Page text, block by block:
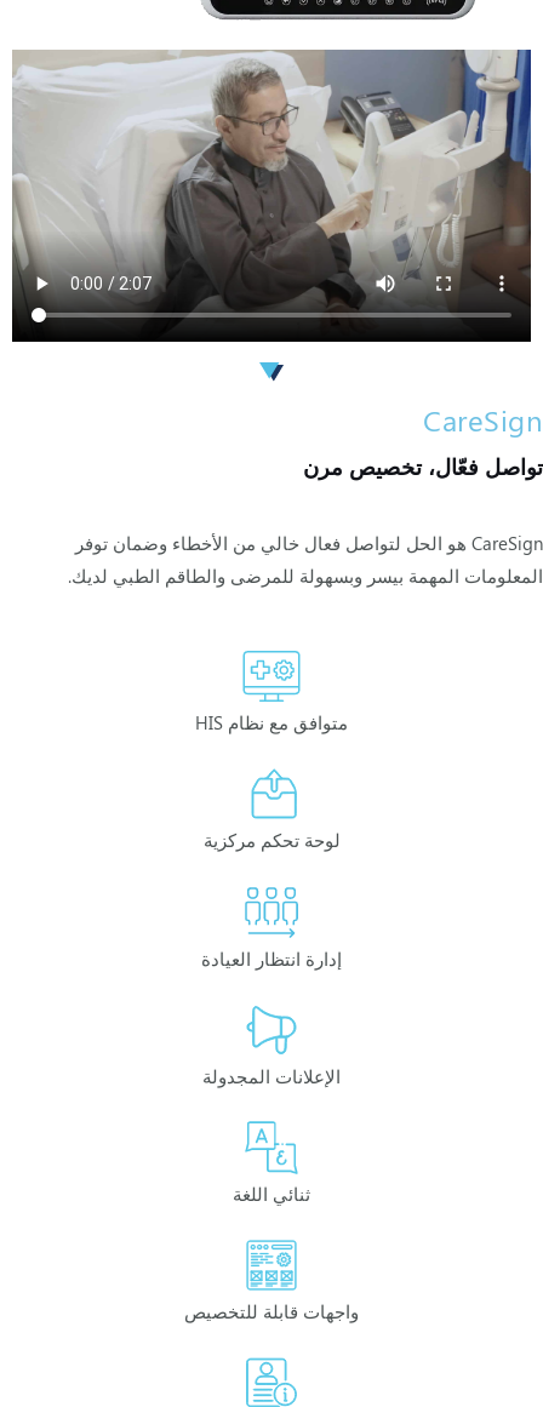
CareSign
تواصل فعّال، تخصيص مرن
CareSign هو الحل لتواصل فعال خالي من الأخطاء وضمان توفر
المعلومات المهمة بيسر وبسهولة للمرضى والطاقم الطبي لديك.
متوافق مع نظام HIS
لوحة تحكم مركزية
إدارة انتظار العيادة
الإعلانات المجدولة
ثنائي اللغة
واجهات قابلة للتخصيص